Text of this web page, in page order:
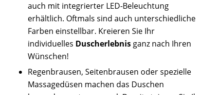
auch mit integrierter LED-Beleuchtung
erhältlich. Oftmals sind auch unterschiedliche
Farben einstellbar. Kreieren Sie Ihr
individuelles Duscherlebnisganz nach Ihren
Wünschen!
Regenbrausen, Seitenbrausen oder spezielle
Massagedüsen machen das Duschen